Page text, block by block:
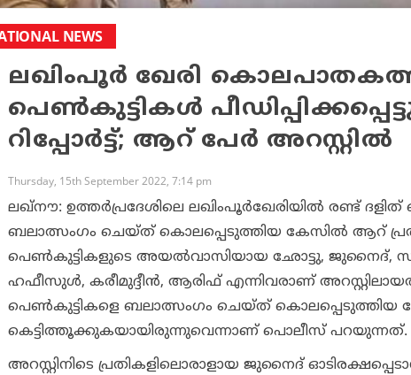
NEWS
ലഖിംപൂര്‍ ഖേരി
പെണ്‍കുട്ടികള്‍
റിപ്പോര്‍ട്ട്; ആറ് പേര്‍ അറസ്റ്റില്‍
Thursday, 15th September 2022, 7:14 pm
ലഖ്നൗ: ഉത്തര്‍പ്രദേശിലെ ലഖിംപൂര്‍ഖേരിയില്‍ രണ്ട്
ബലാത്സംഗം ചെയ്ത് കൊലപ്പെടുത്തിയ കേസില്‍ ആറ്
പെണ്‍കുട്ടികളുടെ അയല്‍വാസിയായ ഛോട്ടു,
ഹഫീസുള്‍, കരീമുദ്ദീന്‍, ആരിഫ് എന്നിവരാണ്
പെണ്‍കുട്ടികളെ ബലാത്സംഗം ചെയ്ത് കൊലപ്പെടുത്തിയ
കെട്ടിത്തൂക്കുകയായിരുന്നുവെന്നാണ് പൊലീസ് പറയുന്നത്.
അറസ്റ്റിനിടെ പ്രതികളിലൊരാളായ ജുനൈദ്